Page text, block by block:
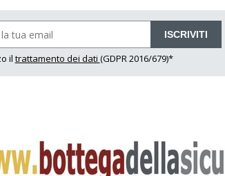
ISCRIVITI
il trattamento dei dati (GDPR 2016/679)*